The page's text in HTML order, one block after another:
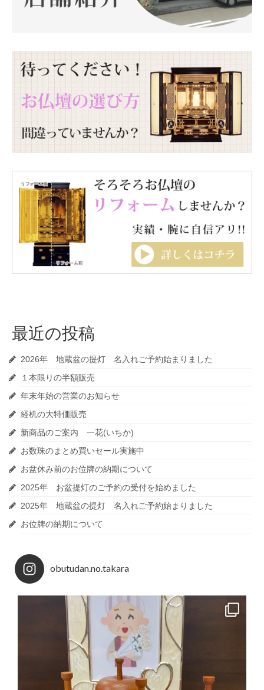
最近の投稿
2026年 地蔵盆の提灯 名入れご予約始まりました
１本限りの半額販売
年末年始の営業のお知らせ
経机の大特価販売
新商品のご案内 一花(いちか)
お数珠のまとめ買いセール実施中
お盆休み前のお位牌の納期について
2025年 お盆提灯のご予約の受付を始めました
2025年 地蔵盆の提灯 名入れご予約始まりました
お位牌の納期について
obutudan.no.takara